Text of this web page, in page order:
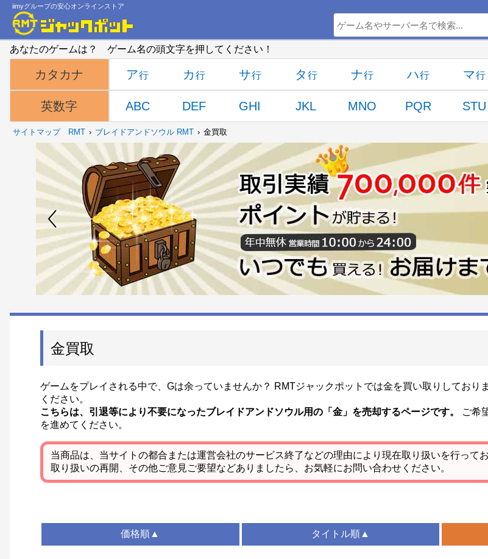
iimyグループの安心オンラインストア
あなたのゲームは？ ゲーム名の頭文字を押してください！
カタカナ
英数字
ア カ サ タ ナ ハ マ
ABC DEF GHI JKL MNO PQR STU
サイトマップ RMT ブレイドアンドソウル RMT 金買取
金買取
ゲームをプレイされる中で、Gは余っていませんか？ RMTジャックポットでは金を買い取りしており
ください。
こちらは、引退等により不要になったブレイドアンドソウル用の「金」を売却するページです。
ご希
を進めてください。
当商品は、当サイトの都合または運営会社のサービス終了などの理由により現在取り扱いを行ってお
取り扱いの再開、その他ご意見ご要望などありましたら、お気軽にお問い合わせください。
価格順▲ タイトル順▲